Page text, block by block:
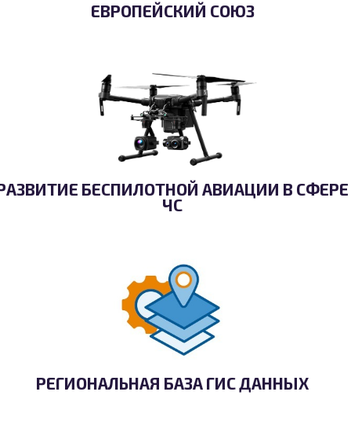
ЕВРОПЕЙСКИЙ СОЮЗ
БЕСПИЛОТНОЙ АВИАЦИИ В СФЕРЕ
ЧС
РЕГИОНАЛЬНАЯ БАЗА ГИС ДАННЫХ